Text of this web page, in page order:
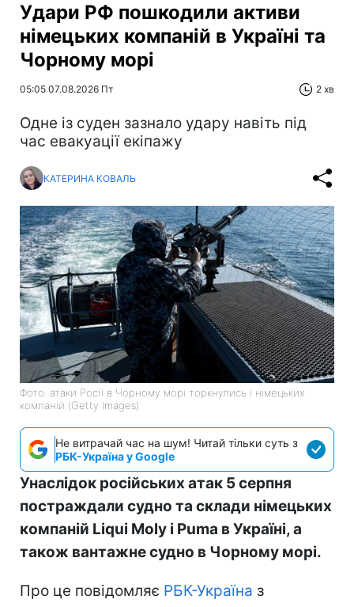
Удари РФ пошкодили активи
німецьких компаній в Україні та
Чорному морі
05:05 07.08.2026 Пт 2 хв
Одне із суден зазнало удару навіть під
час евакуації екіпажу
КАТЕРИНА КОВАЛЬ
Фото: атаки Росії в Чорному морі торкнулись і німецьких
компаній (Getty Images)
Не витрачай час на шум! Читай тільки суть з
РБК-Україна у Google
Унаслідок російських атак 5 серпня
постраждали судно та склади німецьких
компаній Liqui Moly і Puma в Україні, а
також вантажне судно в Чорному морі.
Про це повідомляє РБК-Україна з